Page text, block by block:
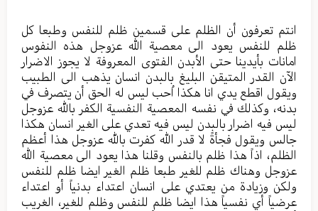
انتم تعرفون أن الظلم علی قسمین ظلم للنفس وطبعا کل
ظلم للنفس یعود الی معصیة الله عزوجل هذه النفوس
امانات بأیدینا حتی الأبدن الفتوی المعروفة لا یجوز الاضرار
الآن القدر المتیقن البلیغ بالبدن انسان یذهب الی الطبیب
ویقول اقطع یدي انا هکذا اُحب لیس له الحق أن یتصرف في
بدنه، وکذلك في نفسه المعصیة النفسية الکفر بالله عزوجل
لیس فیه اضرار بالبدن لیس فیه تعدي علی الغیر انسان هکذا
جالس ویقول فجأةً لا قدر الله کفرت بالله عزوجل هذا أعظم
الظلم، اذاً هذا ظلم بالنفس وقلنا هذا یعود الی معصية الله
عزوجل وهناك ظلم للغیر طبعا ظلم الغیر ایضا ظلم للنفس
ولکن وزیادة من یعتدي علی انسان اعتداء بدنیاً أو اعتداء
عرضیاً أي نفسیاً هذا ایضا ظلم للنفس وظلم للغیر، الغریب